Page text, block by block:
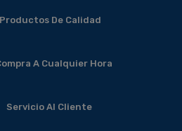
Productos De Calidad
A Cualquier Hora
Servicio Al Cliente